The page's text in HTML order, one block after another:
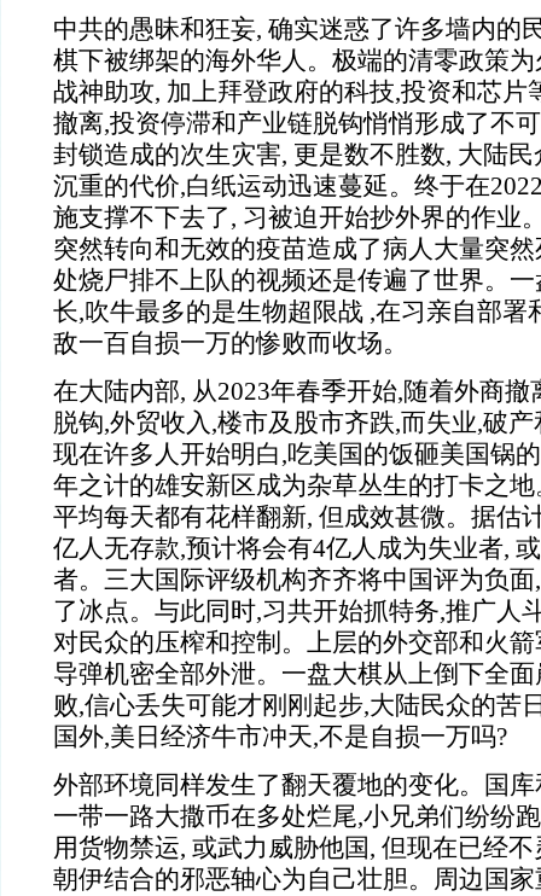
中共的愚昧和狂妄, 确实迷惑了许多墙内的
棋下被绑架的海外华人。极端的清零政策
战神助攻, 加上拜登政府的科技,投资和芯片
撤离,投资停滞和产业链脱钩悄悄形成了不
封锁造成的次生灾害, 更是数不胜数, 大陆
沉重的代价,白纸运动迅速蔓延。终于在
施支撑不下去了, 习被迫开始抄外界的作业
突然转向和无效的疫苗造成了病人大量突
处烧尸排不上队的视频还是传遍了世界。
长,吹牛最多的是生物超限战 ,在习亲自部署
敌一百自损一万的惨败而收场。
在大陆内部, 从2023年春季开始,随着外商
脱钩,外贸收入,楼市及股市齐跌,而失业,破
现在许多人开始明白,吃美国的饭砸美国锅
年之计的雄安新区成为杂草丛生的打卡之
平均每天都有花样翻新, 但成效甚微。据估
亿人无存款,预计将会有4亿人成为失业者,
者。三大国际评级机构齐齐将中国评为负
了冰点。与此同时,习共开始抓特务,推广人
对民众的压榨和控制。上层的外交部和火
导弹机密全部外泄。一盘大棋从上倒下全
败,信心丢失可能才刚刚起步,大陆民众的苦
国外,美日经济牛市冲天,不是自损一万吗?
外部环境同样发生了翻天覆地的变化。国
一带一路大撒币在多处烂尾,小兄弟们纷纷
用货物禁运, 或武力威胁他国, 但现在已经
朝伊结合的邪恶轴心为自己壮胆。周边国